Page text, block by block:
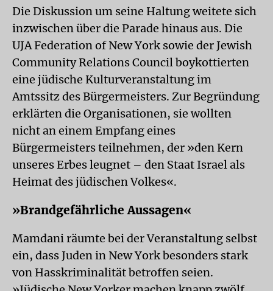
Die Diskussion um seine Haltung weitete sich
inzwischen über die Parade hinaus aus. Die
UJA Federation of New York sowie der Jewish
Community Relations Council boykottierten
eine jüdische Kulturveranstaltung im
Amtssitz des Bürgermeisters. Zur Begründung
erklärten die Organisationen, sie wollten
nicht an einem Empfang eines
Bürgermeisters teilnehmen, der »den Kern
unseres Erbes leugnet – den Staat Israel als
Heimat des jüdischen Volkes«.
»Brandgefährliche Aussagen«
Mamdani räumte bei der Veranstaltung selbst
ein, dass Juden in New York besonders stark
von Hasskriminalität betroffen seien.